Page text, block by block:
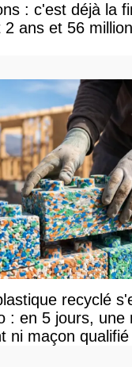
: c'est déjà la
ans et 56
recyclé
: en 5 jours, une
ni maçon qualifié